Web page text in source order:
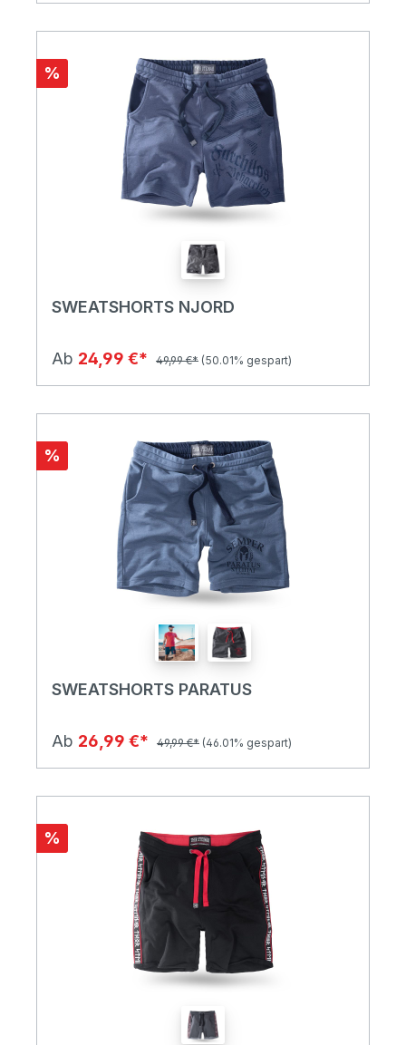
%
SWEATSHORTS NJORD
Ab 24,99 €* 49,99 €* (50.01% gespart)
%
SWEATSHORTS PARATUS
Ab 26,99 €* 49,99 €* (46.01% gespart)
%